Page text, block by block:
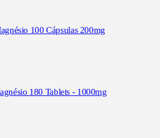
100 Cápsulas 200mg
180 Tablets - 1000mg